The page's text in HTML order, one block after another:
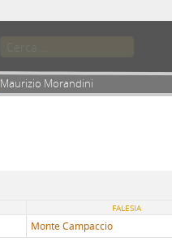
Maurizio Morandini
FALESIA
Monte Campaccio